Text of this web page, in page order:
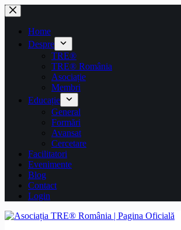
Home
Despre
TRE®
TRE® România
Asociație
Membri
Educație
General
Formări
Avansat
Cercetare
Facilitatori
Evenimente
Blog
Contact
Login